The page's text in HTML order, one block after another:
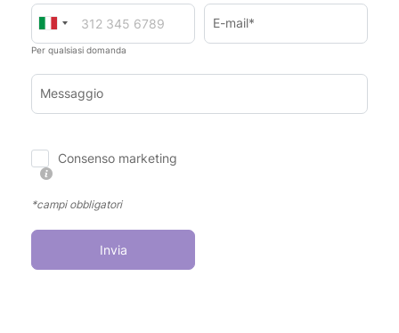
Per qualsiasi domanda
E-mail*
Messaggio
Consenso marketing
*campi obbligatori
Invia